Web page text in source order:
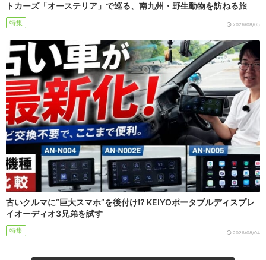
トカーズ「オーステリア」で巡る、南九州・野生動物を訪ねる旅
特集 2026/08/05
古いクルマに“巨大スマホ”を後付け!? KEIYOポータブルディスプレ
イオーディオ3兄弟を試す
特集 2026/08/04